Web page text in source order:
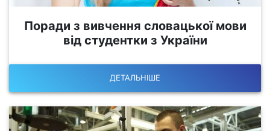
Поради з вивчення словацької мови
від студентки з України
ДЕТАЛЬНІШЕ